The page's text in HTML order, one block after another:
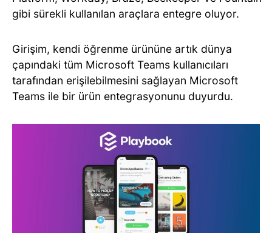
gibi sürekli kullanılan araçlara entegre oluyor.
Girişim, kendi öğrenme ürününe artık dünya
çapındaki tüm Microsoft Teams kullanıcıları
tarafından erişilebilmesini sağlayan Microsoft
Teams ile bir ürün entegrasyonunu duyurdu.